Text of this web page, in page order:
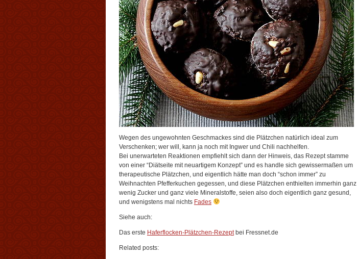
Wegen des ungewohnten Geschmackes sind die Plätzchen natürlich ideal zum
Verschenken; wer will, kann ja noch mit Ingwer und Chili nachhelfen.
Bei unerwarteten Reaktionen empfiehlt sich dann der Hinweis, das Rezept stamme
von einer “Diätseite mit neuartigem Konzept” und es handle sich gewissermaßen um
therapeutische Plätzchen, und eigentlich hätte man doch “schon immer” zu
Weihnachten Pfefferkuchen gegessen, und diese Plätzchen enthielten immerhin ganz
wenig Zucker und ganz viele Mineralstoffe, seien also doch eigentlich ganz gesund,
und wenigstens mal nichts Fades
Siehe auch:
Das erste Haferflocken-Plätzchen-Rezeptbei Fressnet.de
Related posts: